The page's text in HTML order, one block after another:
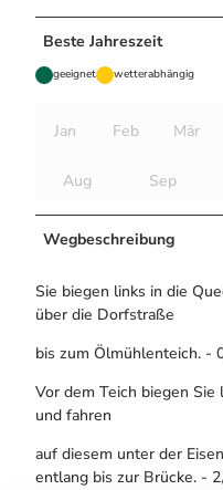
Beste Jahreszeit
geeignet wetterabhängig
Jan Feb Mär
Aug Sep
Wegbeschreibung
Sie biegen links in die
über die Dorfstraße
bis zum Ölmühlenteich. -
Vor dem Teich biegen
und fahren
auf diesem unter der
entlang bis zur Brücke. -